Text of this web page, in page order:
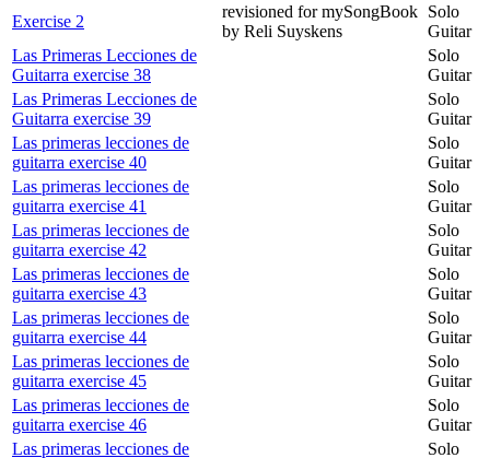
Exercise 2
revisioned for mySongBook
by Reli Suyskens
Solo
Guitar
Las Primeras Lecciones de
Guitarra exercise 38
Solo
Guitar
Las Primeras Lecciones de
Guitarra exercise 39
Solo
Guitar
Las primeras lecciones de
guitarra exercise 40
Solo
Guitar
Las primeras lecciones de
guitarra exercise 41
Solo
Guitar
Las primeras lecciones de
guitarra exercise 42
Solo
Guitar
Las primeras lecciones de
guitarra exercise 43
Solo
Guitar
Las primeras lecciones de
guitarra exercise 44
Solo
Guitar
Las primeras lecciones de
guitarra exercise 45
Solo
Guitar
Las primeras lecciones de
guitarra exercise 46
Solo
Guitar
Las primeras lecciones de
Solo